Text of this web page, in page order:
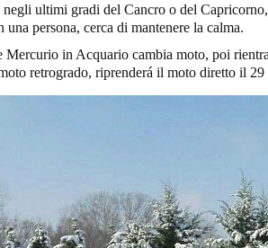
negli ultimi gradi del Cancro o del
una persona, cerca di mantenere la calma.
Mercurio in Acquario cambia moto, poi
retrogrado, riprenderá il moto diretto il 29